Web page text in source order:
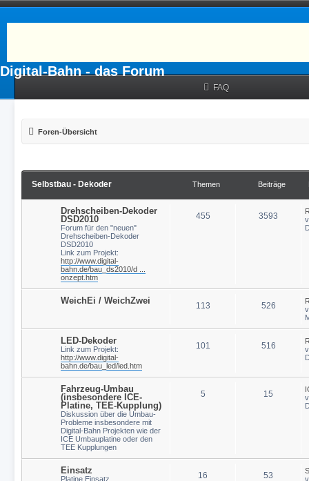
Digital-Bahn - das Forum
FAQ
Foren-Übersicht
Selbstbau - Dekoder Themen Beiträge
Drehscheiben-Dekoder
DSD2010
Forum für den "neuen"
Drehscheiben-Dekoder
DSD2010
Link zum Projekt:
http://www.digital-
bahn.de/bau_ds2010/d ...
onzept.htm
455 3593
WeichEi / WeichZwei 113 526
LED-Dekoder
Link zum Projekt:
http://www.digital-
bahn.de/bau_led/led.htm
101 516
Fahrzeug-Umbau
(insbesondere ICE-
Platine, TEE-Kupplung)
Diskussion über die Umbau-
Probleme insbesondere mit
Digital-Bahn Projekten wie der
ICE Umbauplatine oder den
TEE Kupplungen
5 15
Einsatz
Platine Einsatz
16 53